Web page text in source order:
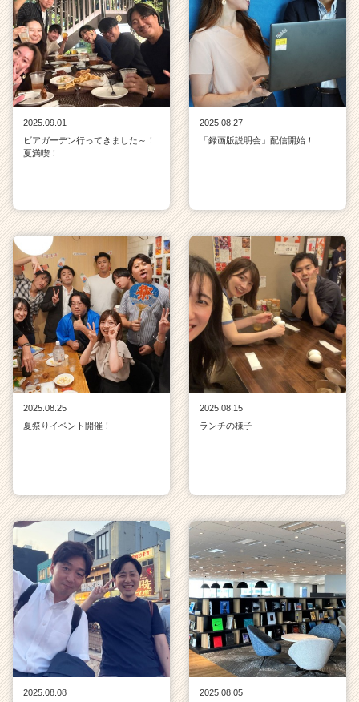
2025.09.01
ビアガーデン行ってきました～！
夏満喫！
2025.08.27
「録画版説明会」配信開始！
2025.08.25
夏祭りイベント開催！
2025.08.15
ランチの様子
2025.08.08
2025.08.05